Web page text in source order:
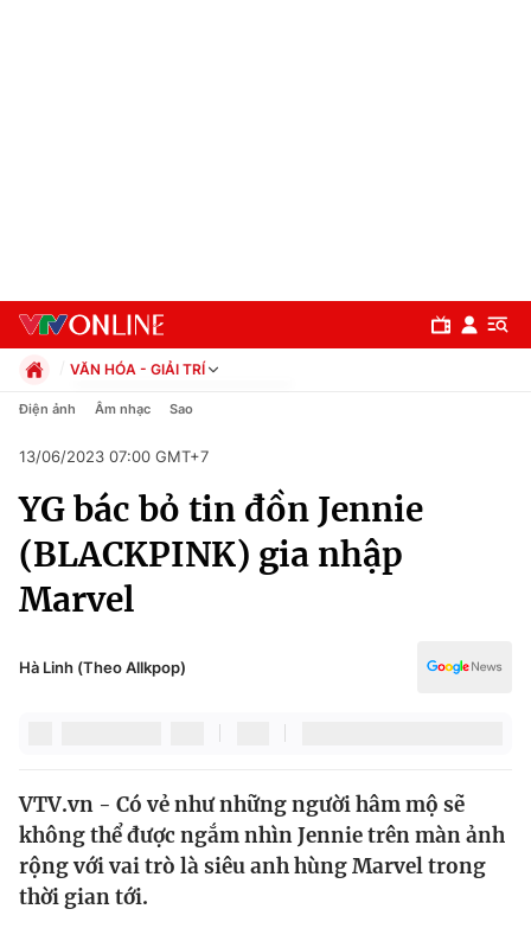
Chuyên mục
Chính trị
Xã hội
Pháp luật
Thế giới
Tin tức
Thế giới đó đây
Kinh tế
VĂN HÓA - GIẢI TRÍ
Chính trị
Pháp luật
Kinh tế
Thể thao
Truyền hình
Văn hóa - Giải trí
Công nghệ
Điện ảnh Âm nhạc Sao
13/06/2023 07:00 GMT+7
YG bác bỏ tin đồn Jennie
(BLACKPINK) gia nhập
Marvel
Hà Linh (Theo Allkpop)
VTV.vn - Có vẻ như những người hâm mộ sẽ
không thể được ngắm nhìn Jennie trên màn ảnh
rộng với vai trò là siêu anh hùng Marvel trong
thời gian tới.